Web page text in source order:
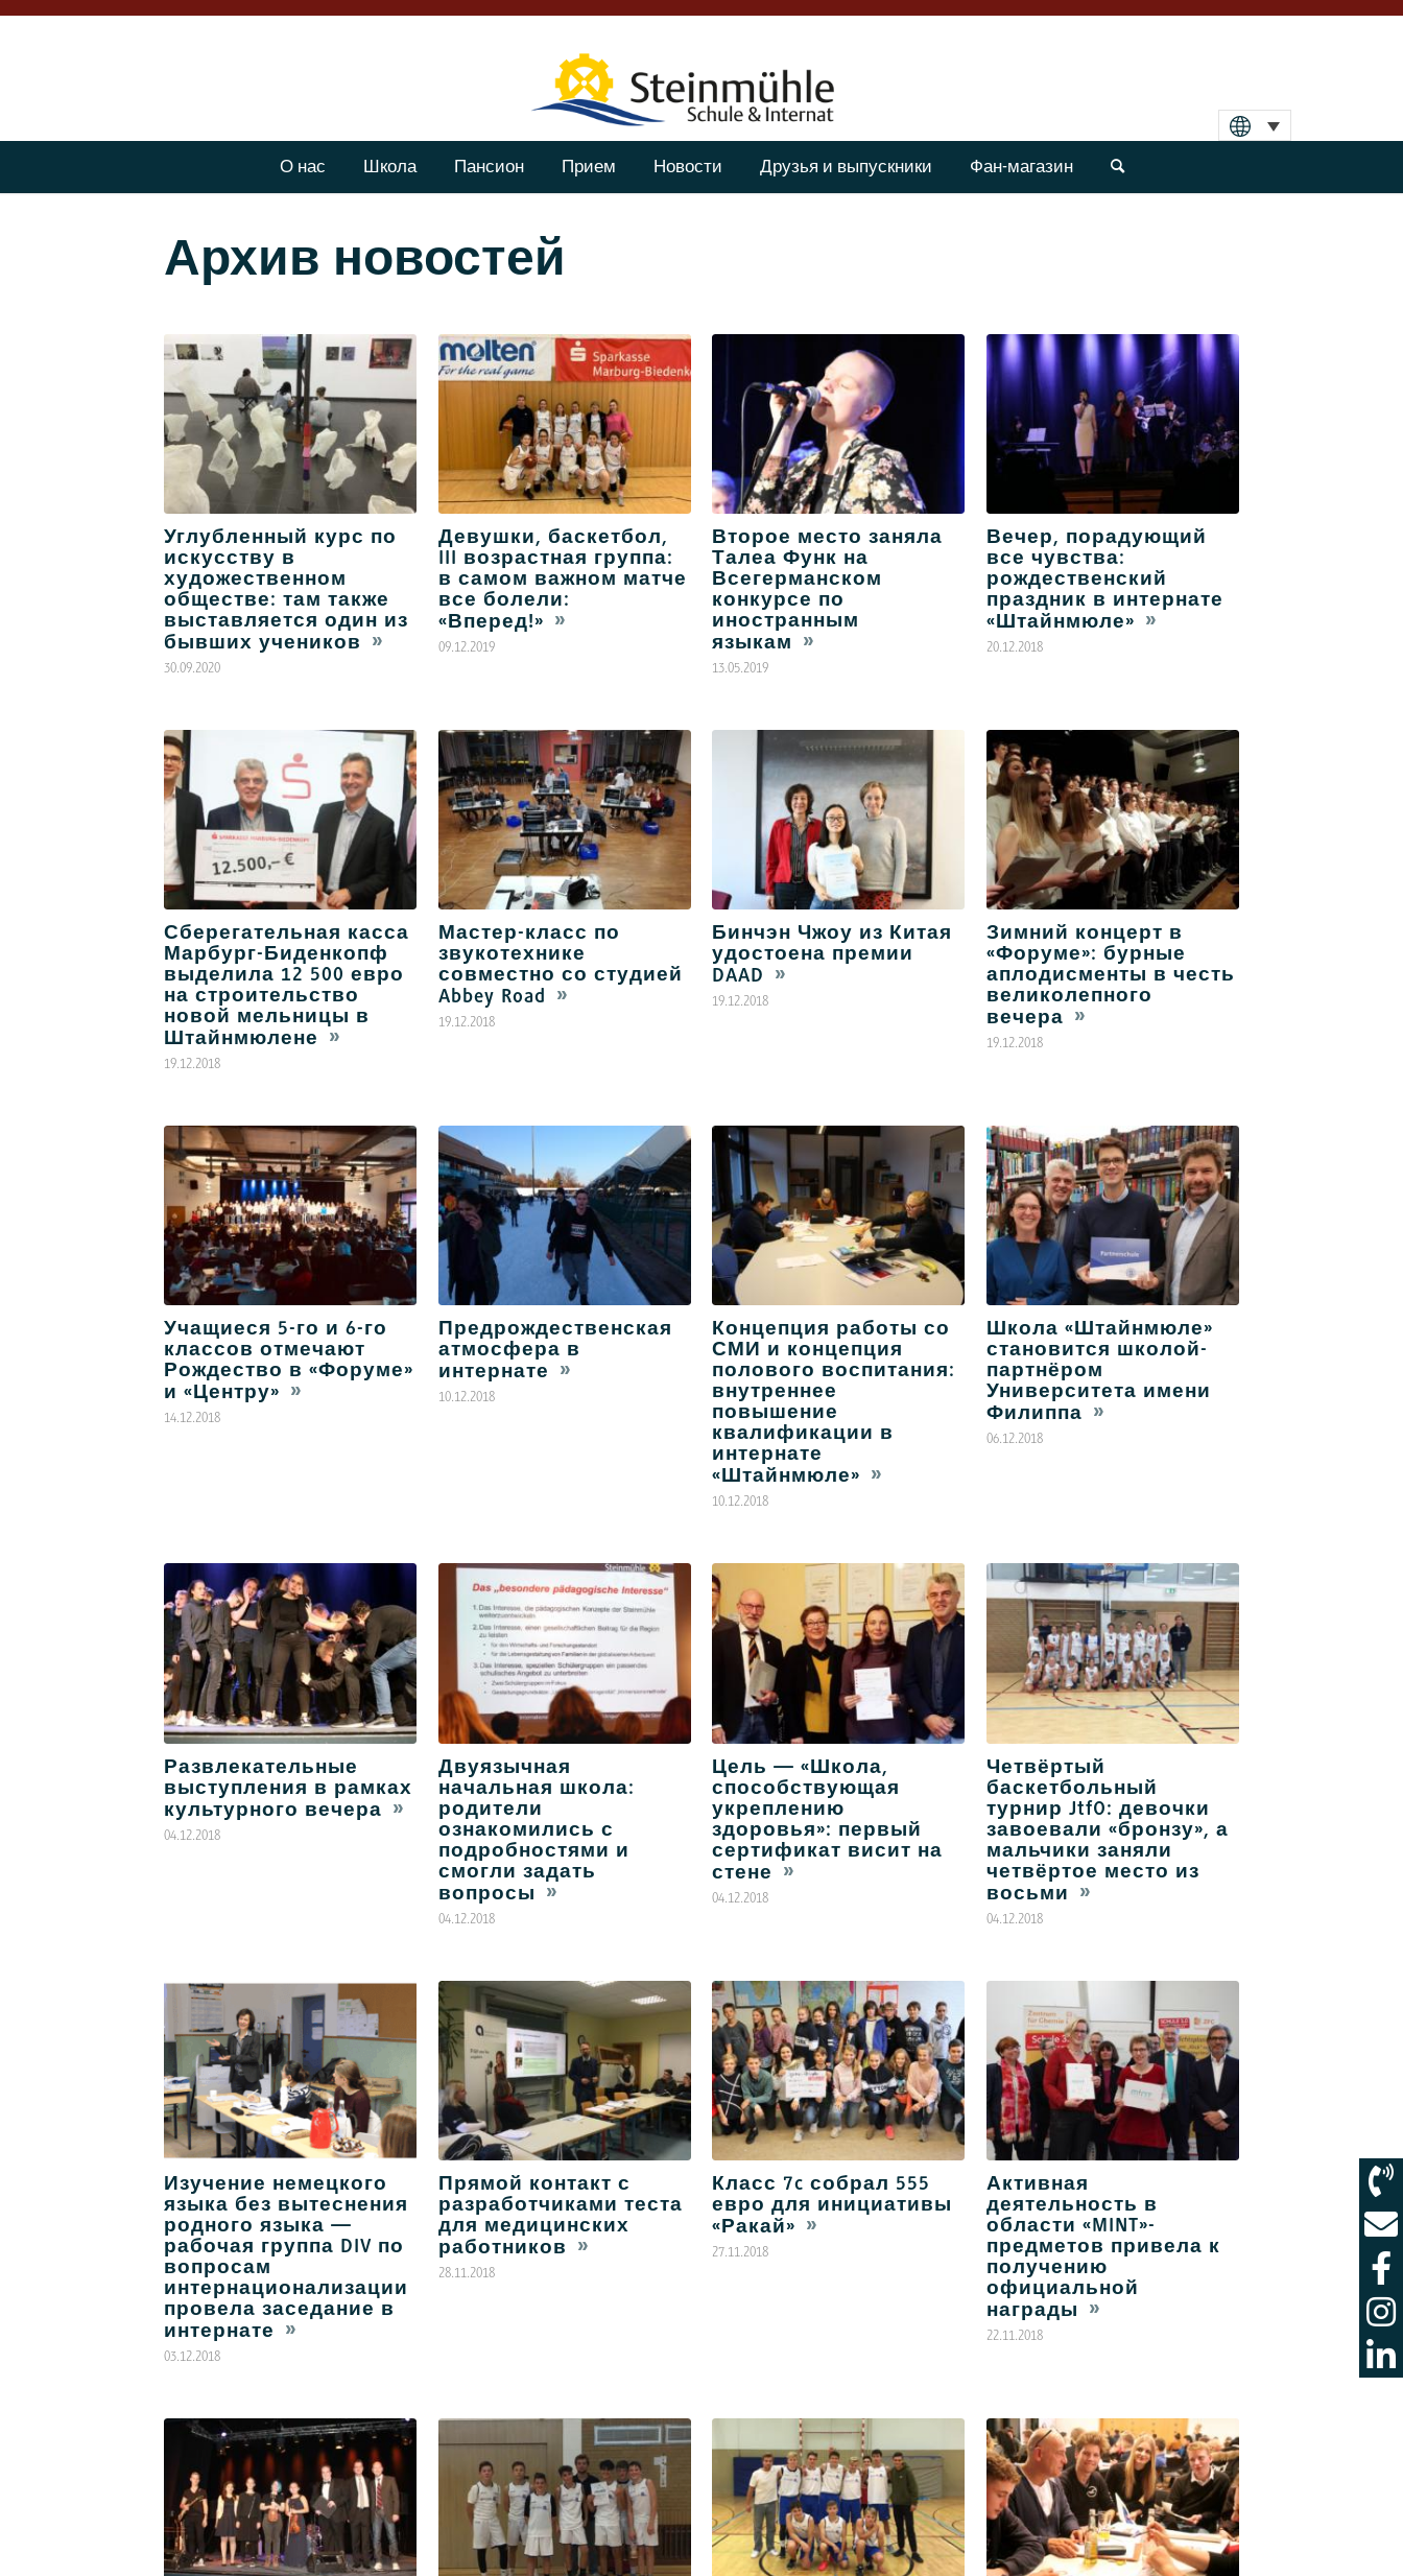
О нас Школа Пансион Прием Новости Друзья и выпускники Фан-магазин
Архив новостей
Углубленный курс по
искусству в
художественном
обществе: там также
выставляется один из
бывших учеников
30.09.2020
Девушки, баскетбол,
III возрастная группа:
в самом важном матче
все болели:
«Вперед!»
09.12.2019
Второе место заняла
Талеа Функ на
Всегерманском
конкурсе по
иностранным
языкам
13.05.2019
Вечер, порадующий
все чувства:
рождественский
праздник в интернате
«Штайнмюле»
20.12.2018
Сберегательная касса
Марбург-Биденкопф
выделила 12 500 евро
на строительство
новой мельницы в
Штайнмюлене
19.12.2018
Мастер-класс по
звукотехнике
совместно со студией
Abbey Road
19.12.2018
Бинчэн Чжоу из Китая
удостоена премии
DAAD
19.12.2018
Зимний концерт в
«Форуме»: бурные
аплодисменты в честь
великолепного
вечера
19.12.2018
Учащиеся 5-го и 6-го
классов отмечают
Рождество в «Форуме»
и «Центру»
14.12.2018
Предрождественская
атмосфера в
интернате
10.12.2018
Концепция работы со
СМИ и концепция
полового воспитания:
внутреннее
повышение
квалификации в
интернате
«Штайнмюле»
10.12.2018
Школа «Штайнмюле»
становится школой-
партнёром
Университета имени
Филиппа
06.12.2018
Развлекательные
выступления в рамках
культурного вечера
04.12.2018
Двуязычная
начальная школа:
родители
ознакомились с
подробностями и
смогли задать
вопросы
04.12.2018
Цель — «Школа,
способствующая
укреплению
здоровья»: первый
сертификат висит на
стене
04.12.2018
Четвёртый
баскетбольный
турнир JtfO: девочки
завоевали «бронзу», а
мальчики заняли
четвёртое место из
восьми
04.12.2018
Изучение немецкого
языка без вытеснения
родного языка —
рабочая группа DIV по
вопросам
интернационализации
провела заседание в
интернате
03.12.2018
Прямой контакт с
разработчиками теста
для медицинских
работников
28.11.2018
Класс 7c собрал 555
евро для инициативы
«Ракай»
27.11.2018
Активная
деятельность в
области «MINT»-
предметов привела к
получению
официальной
награды
22.11.2018